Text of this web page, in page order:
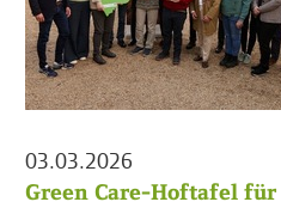
03.03.2026
Green Care-Hoftafel